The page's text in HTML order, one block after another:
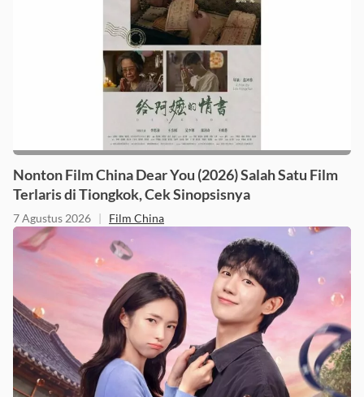
Nonton Film China Dear You (2026) Salah Satu Film
Terlaris di Tiongkok, Cek Sinopsisnya
7 Agustus 2026 | Film China